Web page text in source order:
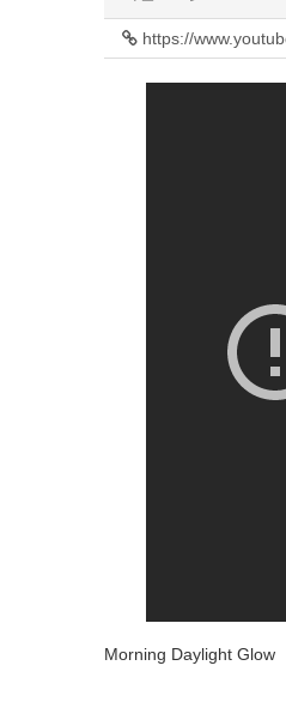
https://
Morning Daylight Glow